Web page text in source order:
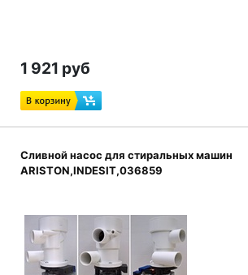
1 921 руб
Сливной насос для стиральных машин
ARISTON,INDESIT,036859